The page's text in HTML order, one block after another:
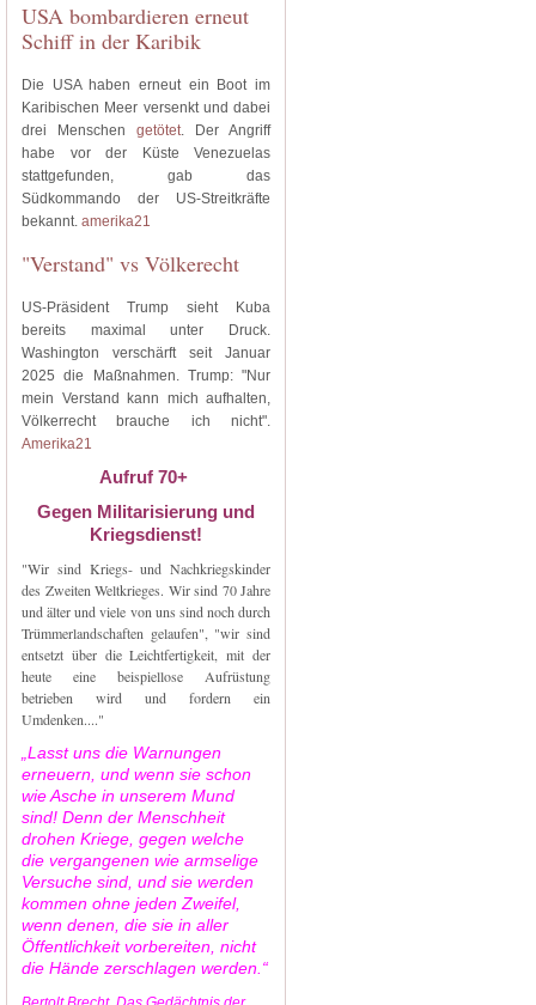
USA bombardieren erneut
Schiff in der Karibik
Die USA haben erneut ein Boot im
Karibischen Meer versenkt und dabei
drei Menschen getötet. Der Angriff
habe vor der Küste Venezuelas
stattgefunden, gab das
Südkommando der US-Streitkräfte
bekannt. amerika21
"Verstand" vs Völkerecht
US-Präsident Trump sieht Kuba
bereits maximal unter Druck.
Washington verschärft seit Januar
2025 die Maßnahmen. Trump: "Nur
mein Verstand kann mich aufhalten,
Völkerrecht brauche ich nicht".
Amerika21
Aufruf 70+
Gegen Militarisierung und
Kriegsdienst!
"Wir sind Kriegs- und Nachkriegskinder
des Zweiten Weltkrieges. Wir sind 70 Jahre
und älter und viele von uns sind noch durch
Trümmerlandschaften gelaufen", "wir sind
entsetzt über die Leichtfertigkeit, mit der
heute eine beispiellose Aufrüstung
betrieben wird und fordern ein
Umdenken...."
„Lasst uns die Warnungen
erneuern, und wenn sie schon
wie Asche in unserem Mund
sind! Denn der Menschheit
drohen Kriege, gegen welche
die vergangenen wie armselige
Versuche sind, und sie werden
kommen ohne jeden Zweifel,
wenn denen, die sie in aller
Öffentlichkeit vorbereiten, nicht
die Hände zerschlagen werden.“